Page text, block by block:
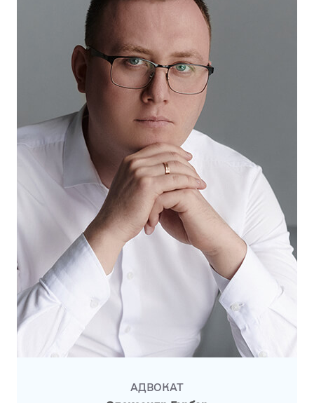
АДВОКАТ